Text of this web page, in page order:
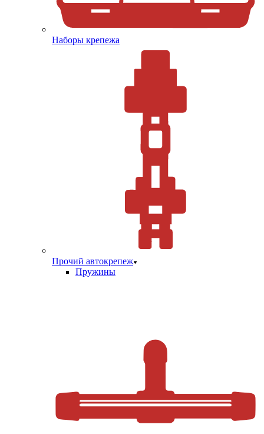
Наборы крепежа
Прочий автокрепеж
Пружины